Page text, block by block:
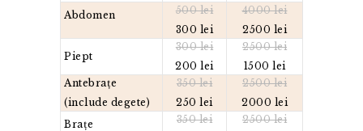
Abdomen
500 lei
300 lei
4000 lei
2500 lei
Piept
300 lei
200 lei
2500 lei
1500 lei
Antebrațe
(include degete)
350 lei
250 lei
2500 lei
2000 lei
Brațe
350 lei
2500 lei